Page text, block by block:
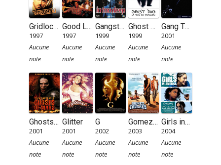
Gridlock’d
1997
Aucune
note
Good Luck
1997
Aucune
note
Gangsta Cop
1999
Aucune
note
Ghost Dog, la voie du samouraï
1999
Aucune
note
Gang Tapes
2001
Aucune
note
Ghosts of Mars
2001
Aucune
note
Glitter
2001
Aucune
note
G
2002
Aucune
note
Gomez & Tavarès
2003
Aucune
note
Girls in America
2004
Aucune
note